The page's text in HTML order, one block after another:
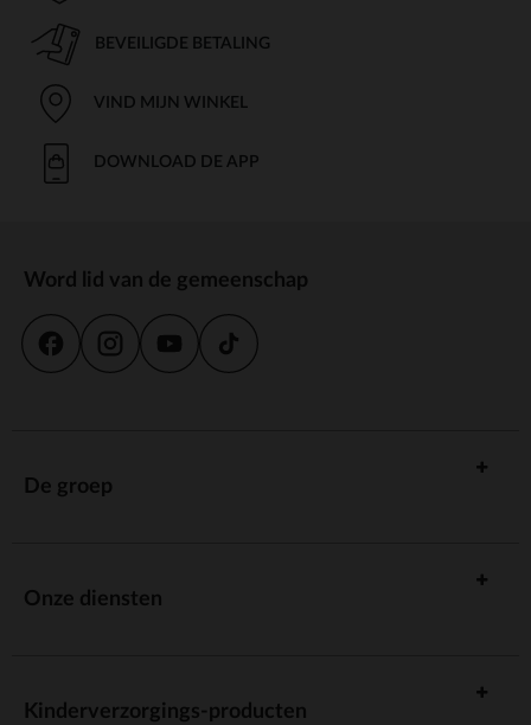
BEVEILIGDE BETALING
VIND MIJN WINKEL
DOWNLOAD DE APP
Word lid van de gemeenschap
De groep
Onze diensten
Kinderverzorgings-producten